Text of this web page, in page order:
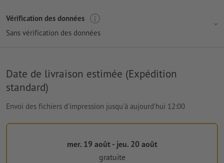
Vérification des données
Sans vérification des données
Date de livraison estimée (Expédition
standard)
Envoi des fichiers d'impression jusqu'à aujourd’hui 12:00
mer. 19 août - jeu. 20 août
gratuite